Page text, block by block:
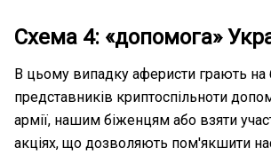
Схема 4: «допомога»
В цьому випадку аферисти грають на
представників криптоспільноти
армії, нашим біженцям або взяти
акціях, що дозволяють пом'якшити